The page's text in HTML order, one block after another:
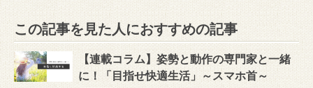
この記事を見た人におすすめの記事
【連載コラム】姿勢と動作の専門家と一緒
に！「目指せ快適生活」～スマホ首～